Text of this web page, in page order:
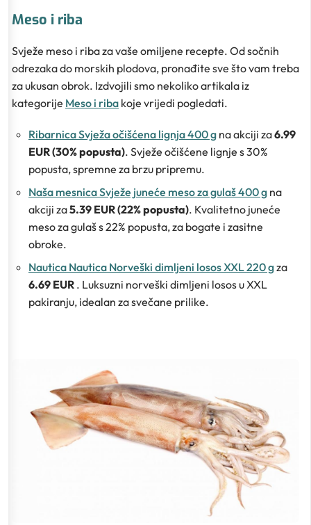
Meso i riba
Svježe meso i riba za vaše omiljene recepte. Od sočnih
odrezaka do morskih plodova, pronađite sve što vam treba
za ukusan obrok. Izdvojili smo nekoliko artikala iz
kategorije Meso i riba koje vrijedi pogledati.
Ribarnica Svježa očišćena lignja 400 g na akciji za6.99
EUR (30% popusta). Svježe očišćene lignje s 30%
popusta, spremne za brzu pripremu.
Naša mesnica Svježe juneće meso za gulaš 400 g na
akciji za5.39 EUR (22% popusta). Kvalitetno juneće
meso za gulaš s 22% popusta, za bogate i zasitne
obroke.
Nautica Nautica Norveški dimljeni losos XXL 220 gza
6.69 EUR . Luksuzni norveški dimljeni losos u XXL
pakiranju, idealan za svečane prilike.